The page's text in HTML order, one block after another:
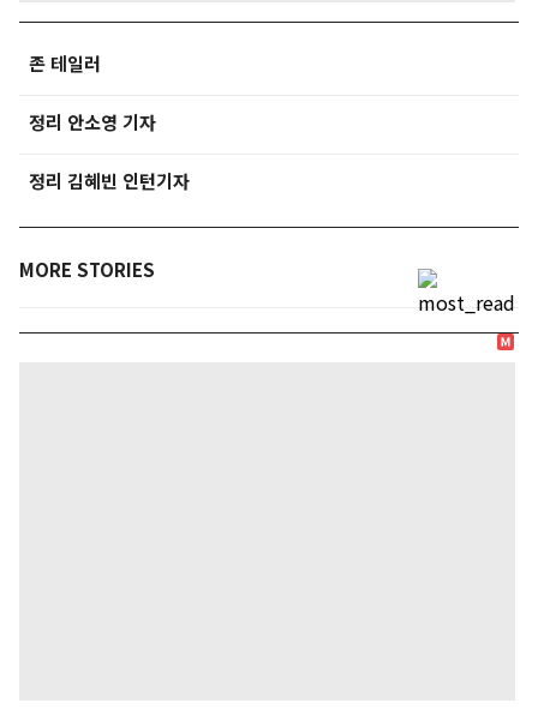
존 테일러
정리 안소영 기자
정리 김혜빈 인턴기자
MORE STORIES